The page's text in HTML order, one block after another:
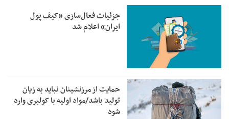
جزئیات فعال‌سازی «کیف پول
ایران» اعلام شد
حمایت از مرزنشینان نباید به زیان
تولید باشد/مواد اولیه با کولبری وارد
شود